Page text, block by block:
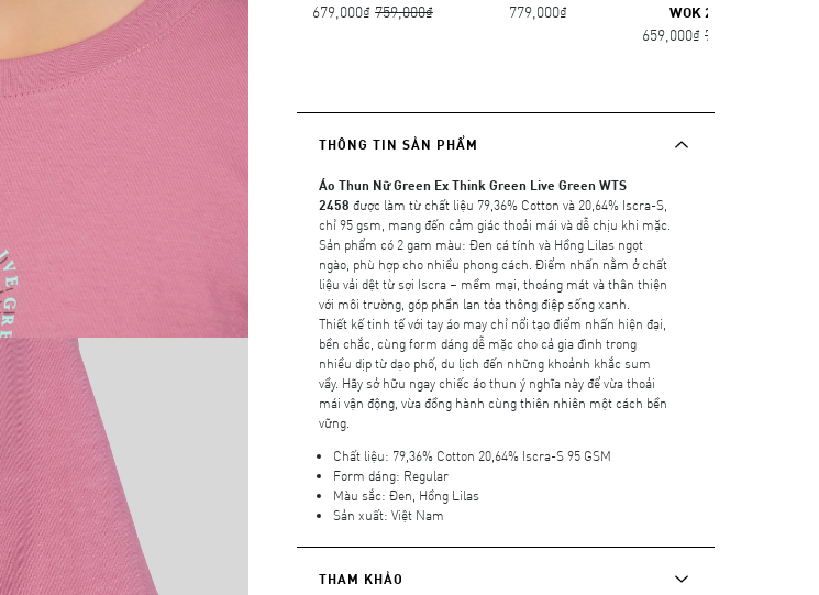
679,000₫ 759,000₫ 779,000₫
WOK 2066
659,000₫ 729,000₫
THÔNG TIN SẢN PHẨM
Áo Thun Nữ Green Ex Think Green Live Green WTS
2458 được làm từ chất liệu 79,36% Cotton và 20,64% Iscra-S,
chỉ 95 gsm, mang đến cảm giác thoải mái và dễ chịu khi mặc.
Sản phẩm có 2 gam màu: Đen cá tính và Hồng Lilas ngọt
ngào, phù hợp cho nhiều phong cách. Điểm nhấn nằm ở chất
liệu vải dệt từ sợi Iscra – mềm mại, thoáng mát và thân thiện
với môi trường, góp phần lan tỏa thông điệp sống xanh.
Thiết kế tinh tế với tay áo may chỉ nổi tạo điểm nhấn hiện đại,
bền chắc, cùng form dáng dễ mặc cho cả gia đình trong
nhiều dịp từ dạo phố, du lịch đến những khoảnh khắc sum
vầy. Hãy sở hữu ngay chiếc áo thun ý nghĩa này để vừa thoải
mái vận động, vừa đồng hành cùng thiên nhiên một cách bền
vững.
Chất liệu: 79,36% Cotton 20,64% Iscra-S 95 GSM
Form dáng: Regular
Màu sắc: Đen, Hồng Lilas
Sản xuất: Việt Nam
THAM KHẢO